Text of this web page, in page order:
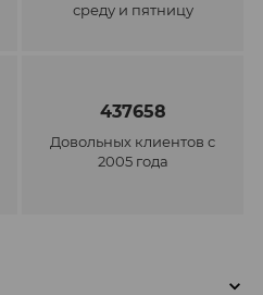
среду и пятницу
437658
Довольных клиентов с
2005 года